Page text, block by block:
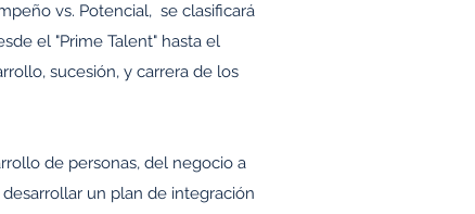
vs. Potencial, se clasificará
el "Prime Talent" hasta el
sucesión, y carrera de los
de personas, del negocio a
un plan de integración